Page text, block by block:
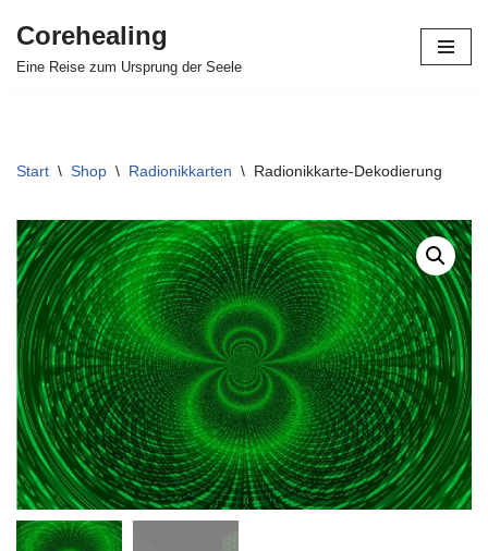
Zum
Corehealing
Eine Reise zum Ursprung der Seele
Start \ Shop \ Radionikkarten \ Radionikkarte-Dekodierung